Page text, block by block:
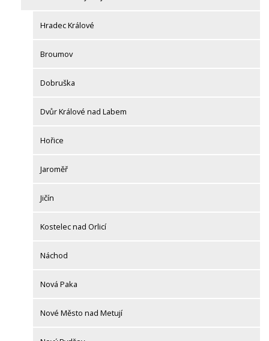
Hradec Králové
Broumov
Dobruška
Dvůr Králové nad Labem
Hořice
Jaroměř
Jičín
Kostelec nad Orlicí
Náchod
Nová Paka
Nové Město nad Metují